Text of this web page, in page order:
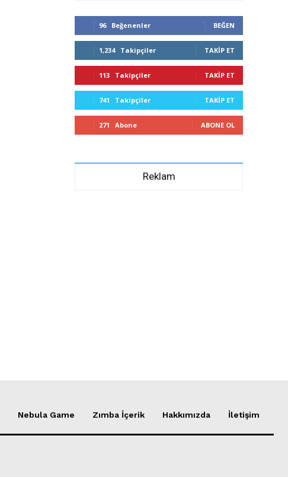
96 Beğenenler BEĞEN
1,234 Takipçiler TAKIP ET
113 Takipçiler TAKIP ET
741 Takipçiler TAKIP ET
271 Abone ABONE OL
Reklam
Nebula Game Zımba İçerik Hakkımızda İletişim